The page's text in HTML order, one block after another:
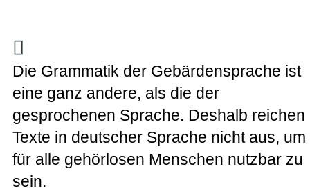
Die Grammatik der Gebärdensprache ist
eine ganz andere, als die der
gesprochenen Sprache. Deshalb reichen
Texte in deutscher Sprache nicht aus, um
für alle gehörlosen Menschen nutzbar zu
sein.